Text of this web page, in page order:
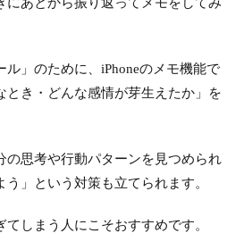
ル」のために、iPhoneのメモ機能で
とき・どんな感情が芽生えたか」を
の思考や行動パターンを見つめられ
う」という対策も立てられます。
しまう人にこそおすすめです。